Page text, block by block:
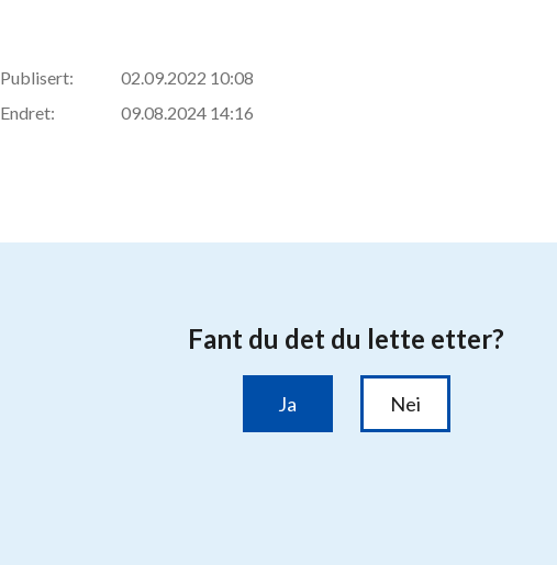
Publisert:
02.09.2022 10:08
Endret:
09.08.2024 14:16